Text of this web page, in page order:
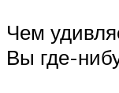
Чем
Вы где-